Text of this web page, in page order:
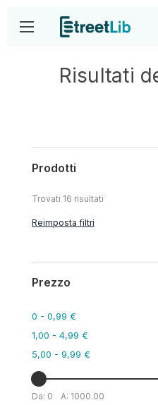
Risultati
Prodotti
Trovati 16 risultati
Reimposta filtri
Prezzo
0 - 0,99 €
1,00 - 4,99 €
5,00 - 9,99 €
Da: 0 A: 1000.00